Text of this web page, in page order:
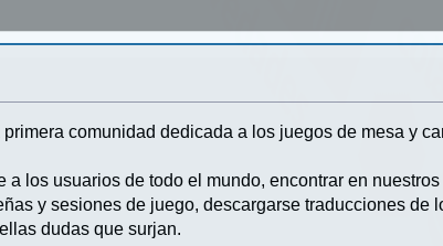
primera comunidad dedicada a los juegos de mesa y
los usuarios de todo el mundo, encontrar en
y sesiones de juego, descargarse traducciones de
dudas que surjan.